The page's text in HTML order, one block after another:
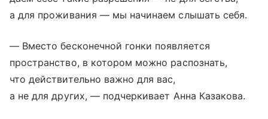
а для проживания — мы начинаем слышать себя.
— Вместо бесконечной гонки появляется
пространство, в котором можно распознать,
что действительно важно для вас,
а не для других, — подчеркивает Анна Казакова.